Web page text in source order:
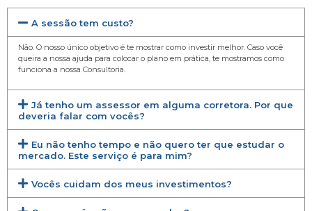
A sessão tem custo?
Não. O nosso único objetivo é te mostrar como investir melhor. Caso você
queira a nossa ajuda para colocar o plano em prática, te mostramos como
funciona a nossa Consultoria.
Já tenho um assessor em alguma corretora. Por que
deveria falar com vocês?
Eu não tenho tempo e não quero ter que estudar o
mercado. Este serviço é para mim?
Vocês cuidam dos meus investimentos?